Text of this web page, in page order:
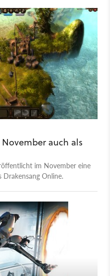
auch als
im November eine
Drakensang Online.